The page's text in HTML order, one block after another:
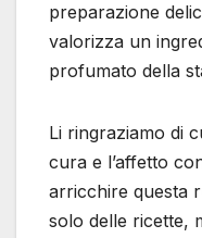
preparazione
valorizza un
profumato della
Li ringraziamo di
cura e l’affetto
arricchire questa
solo delle ricette,